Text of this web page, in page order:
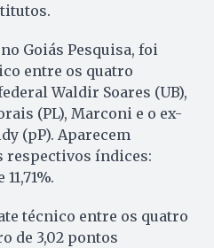
Goiás Pesquisa, foi
entre os quatro
Waldir Soares (UB),
(PL), Marconi e o ex-
(pP). Aparecem
respectivos índices:
técnico entre os quatro
de 3,02 pontos